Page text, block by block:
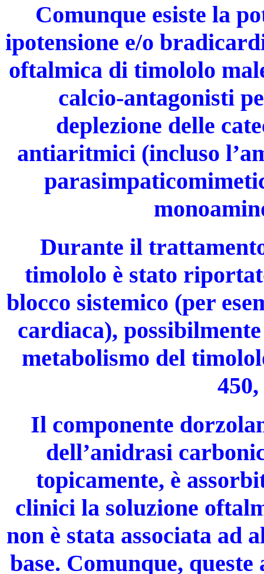
Comunque esiste la
ipotensione e/o
oftalmica di timololo
calcio-antagonisti
deplezione delle
antiaritmici (incluso
Durante il
timololo è stato
blocco sistemico (per
cardiaca),
metabolismo del
Il componente
dell’anidrasi
topicamente, è
clinici la soluzione
non è stata associata ad
base. Comunque,